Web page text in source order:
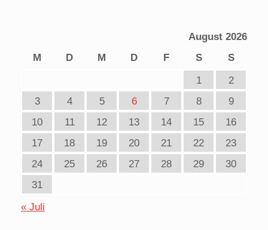
August 2026
M
D M D F S
S
1
2
3
4 5 6 7 8
9
10
11 12 13 14 15
16
17
18 19 20 21 22
23
24
25 26 27 28 29
30
31
« Juli